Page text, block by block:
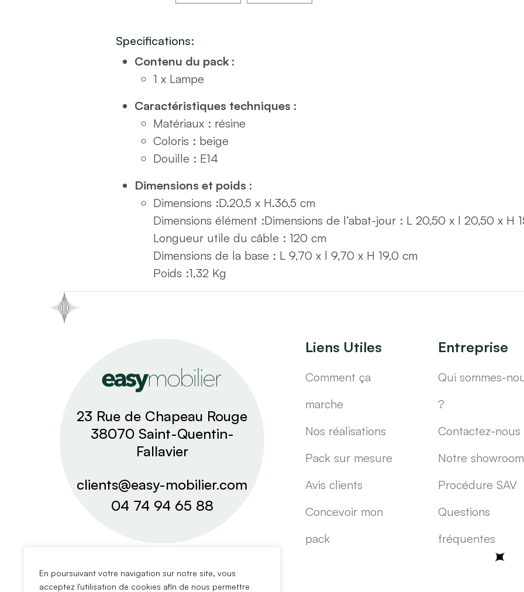
En poursuivant votre navigation sur notre site, vous
acceptez l'utilisation de cookies afin de nous permettre
Specifications:
Contenu du pack :
1 x Lampe
Caractéristiques techniques :
Matériaux : résine
Coloris : beige
Douille : E14
Dimensions et poids :
Dimensions :D.20,5 x H.36,5 cm
Dimensions élément :Dimensions de l’abat-jour : L 20,50 x l 20,50 x H
Longueur utile du câble : 120 cm
Dimensions de la base : L 9,70 x l 9,70 x H 19,0 cm
Poids :1,32 Kg
23 Rue de Chapeau Rouge
38070 Saint-Quentin-
Fallavier
clients@easy-mobilier.com
04 74 94 65 88
Liens Utiles
Comment ça
marche
Nos réalisations
Pack sur mesure
Avis clients
Concevoir mon
pack
Entreprise
Qui sommes-
?
Contactez-nous
Notre showroom
Procédure SAV
Questions
fréquentes